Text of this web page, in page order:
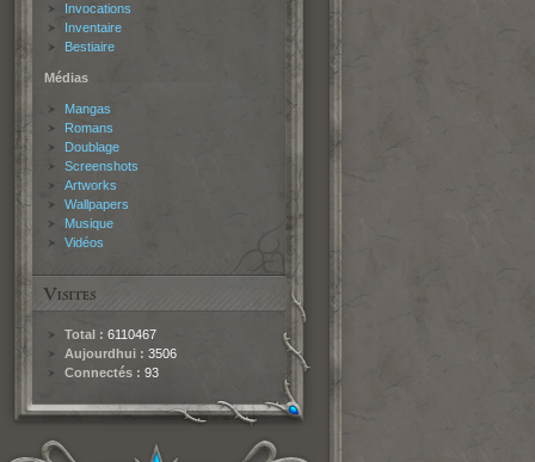
Invocations
Inventaire
Bestiaire
Médias
Mangas
Romans
Doublage
Screenshots
Artworks
Wallpapers
Musique
Vidéos
Total : 6110467
Aujourdhui : 3506
Connectés : 93